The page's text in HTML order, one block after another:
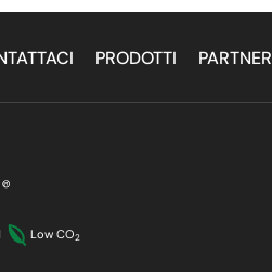
PRODOTTI PARTNER
Low CO2